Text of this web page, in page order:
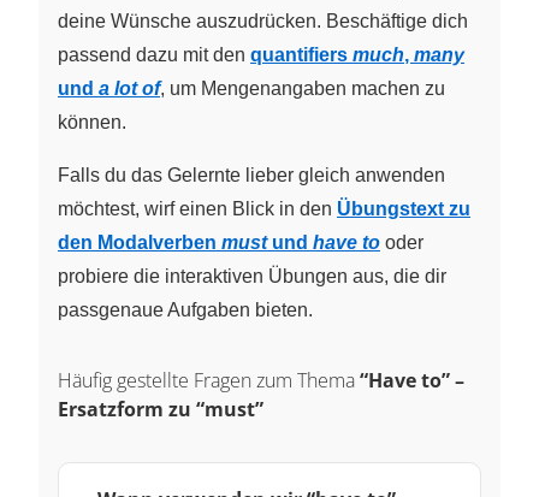
deine Wünsche auszudrücken. Beschäftige dich
passend dazu mit den quantifiers much, many
und a lot of, um Mengenangaben machen zu
können.
Falls du das Gelernte lieber gleich anwenden
möchtest, wirf einen Blick in den Übungstext zu
den Modalverben mustund have to oder
probiere die interaktiven Übungen aus, die dir
passgenaue Aufgaben bieten.
Häufig gestellte Fragen zum Thema“Have to” –
Ersatzform zu “must”